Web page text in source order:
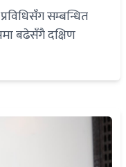
सम्बन्धित
बढेसँगै दक्षिण